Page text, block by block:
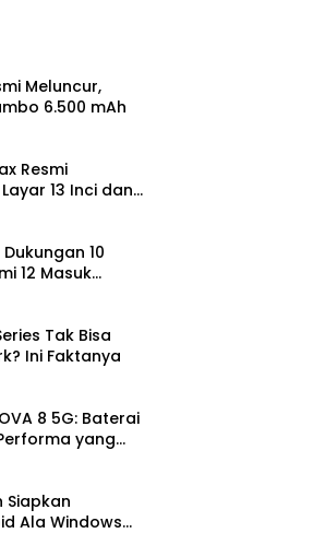
Meluncur,
6.500 mAh
Resmi
13 Inci dan
10
12 Masuk
Tak Bisa
Ini Faktanya
8 5G: Baterai
yang
Siapkan
Ala Windows